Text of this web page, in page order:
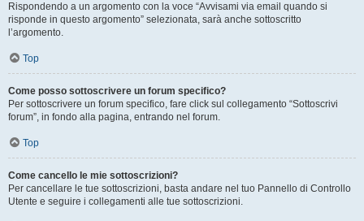
Rispondendo a un argomento con la voce “Avvisami via email quando si
risponde in questo argomento” selezionata, sarà anche sottoscritto
l’argomento.
Top
Come posso sottoscrivere un forum specifico?
Per sottoscrivere un forum specifico, fare click sul collegamento “Sottoscrivi
forum”, in fondo alla pagina, entrando nel forum.
Top
Come cancello le mie sottoscrizioni?
Per cancellare le tue sottoscrizioni, basta andare nel tuo Pannello di Controllo
Utente e seguire i collegamenti alle tue sottoscrizioni.